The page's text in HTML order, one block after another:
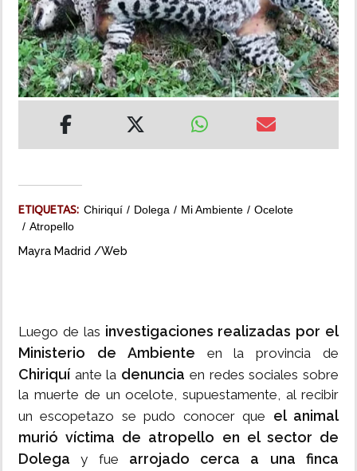
MUNDO
INSÓLITAS
MULTIMEDIA
ETIQUETAS: Chiriquí Dolega Mi Ambiente
Ocelote
Atropello
Mayra Madrid /Web
Luego de las investigaciones realizadas por el
Ministerio de Ambiente en la provincia de
Chiriquí ante la denuncia en redes sociales sobre
la muerte de un ocelote, supuestamente, al recibir
un escopetazo se pudo conocer que el animal
murió víctima de atropello en el sector de
Dolega y fue arrojado cerca a una finca